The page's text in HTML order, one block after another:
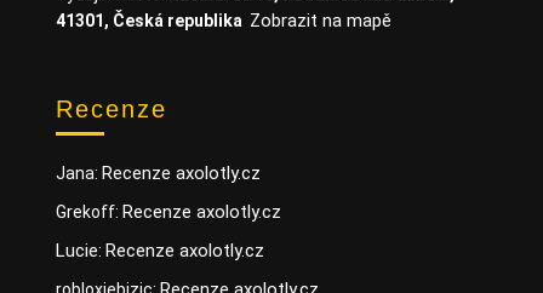
41301, Česká republika Zobrazit na mapě
Recenze
Jana: Recenze axolotly.cz
Grekoff: Recenze axolotly.cz
Lucie: Recenze axolotly.cz